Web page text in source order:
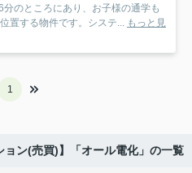
のところにあり、お子様の通学も
置する物件です。システ... もっと見
1
ョン(売買)】「オール電化」の一覧